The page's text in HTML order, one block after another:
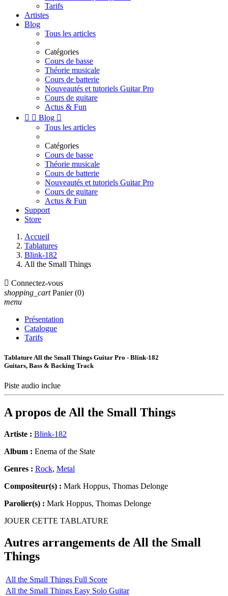
Tarifs
Artistes
Blog
Tous les articles
Catégories
Cours de basse
Théorie musicale
Cours de batterie
Nouveautés et tutoriels Guitar Pro
Cours de guitare
Actus & Fun
  Blog 
Tous les articles
Catégories
Cours de basse
Théorie musicale
Cours de batterie
Nouveautés et tutoriels Guitar Pro
Cours de guitare
Actus & Fun
Support
Store
Accueil
Tablatures
Blink-182
All the Small Things
 Connectez-vous
shopping_cart Panier (0)
menu
Présentation
Catalogue
Tarifs
Tablature All the Small Things Guitar Pro - Blink-182
Guitars, Bass & Backing Track
Piste audio inclue
A propos de All the Small Things
Artiste : Blink-182
Album : Enema of the State
Genres : Rock, Metal
Compositeur(s) : Mark Hoppus, Thomas Delonge
Parolier(s) : Mark Hoppus, Thomas Delonge
JOUER CETTE TABLATURE
Autres arrangements de All the Small
Things
All the Small Things Full Score
All the Small Things Easy Solo Guitar